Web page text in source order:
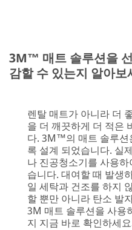
3M™ 매트 솔루션을
감할 수 있는지 알아보
렌탈 매트가 아니라 더
을 더 깨끗하게 더 적은
다. 3M™의 매트 솔루션
록 설계 되었습니다. 실
나 진공청소기를 사용
습니다. 대여할 때 발생
일 세탁과 건조를 하지
할 뿐만 아니라 탄소 발
3M 매트 솔루션을 사용
지 지금 바로 확인하세